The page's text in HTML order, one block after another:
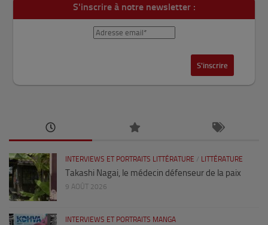
S'inscrire à notre newsletter :
INTERVIEWS ET PORTRAITS LITTÉRATURE / LITTÉRATURE
Takashi Nagai, le médecin défenseur de la paix
9 AOÛT 2026
INTERVIEWS ET PORTRAITS MANGA